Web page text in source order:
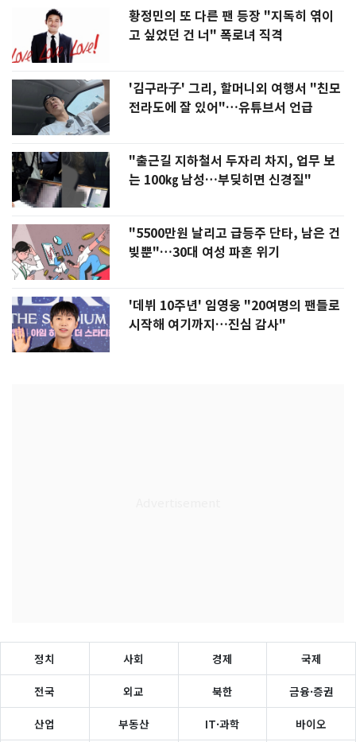
황정민의 또 다른 팬 등장 "지독히 엮이
고 싶었던 건 너" 폭로녀 직격
'김구라子' 그리, 할머니외 여행서 "친모
전라도에 잘 있어"…유튜브서 언급
"출근길 지하철서 두자리 차지, 업무 보
는 100㎏ 남성…부딪히면 신경질"
"5500만원 날리고 급등주 단타, 남은 건
빚뿐"…30대 여성 파혼 위기
'데뷔 10주년' 임영웅 "20여명의 팬들로
시작해 여기까지…진심 감사"
정치 사회 경제 국제
전국 외교 북한 금융·증권
산업 부동산 IT·과학 바이오